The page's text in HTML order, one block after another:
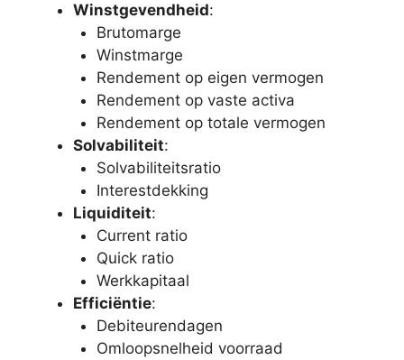
Winstgevendheid:
Brutomarge
Winstmarge
Rendement op eigen vermogen
Rendement op vaste activa
Rendement op totale vermogen
Solvabiliteit:
Solvabiliteitsratio
Interestdekking
Liquiditeit:
Current ratio
Quick ratio
Werkkapitaal
Efficiëntie:
Debiteurendagen
Omloopsnelheid voorraad